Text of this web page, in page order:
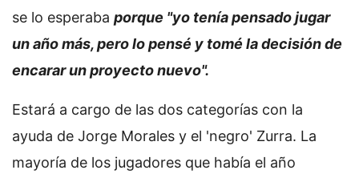
se lo esperaba porque "yo tenía pensado jugar
un año más, pero lo pensé y tomé la decisión de
encarar un proyecto nuevo".
Estará a cargo de las dos categorías con la
ayuda de Jorge Morales y el 'negro' Zurra. La
mayoría de los jugadores que había el año